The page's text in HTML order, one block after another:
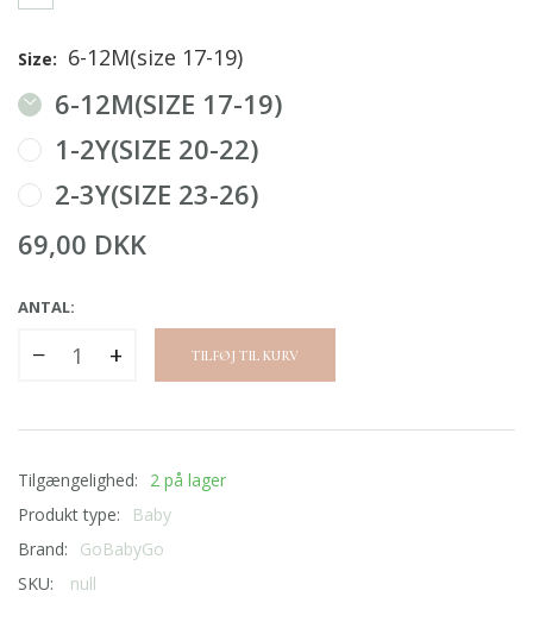
Size: 6-12M(size 17-19)
6-12M(SIZE 17-19)
1-2Y(SIZE 20-22)
2-3Y(SIZE 23-26)
69,00 DKK
ANTAL:
− + TILFØJ TIL KURV
Tilgængelighed:
2 på lager
Produkt type:
Baby
Brand:
GoBabyGo
SKU:
null